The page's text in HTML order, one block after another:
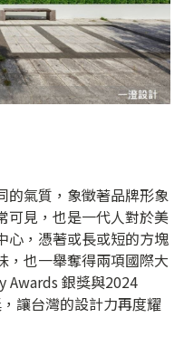
的氣質，象徵著品牌形象
可見，也是一代人對於美
心，憑著或長或短的方塊
，也一舉奪得兩項國際大
Awards 銀獎與2024
讓台灣的設計力再度耀